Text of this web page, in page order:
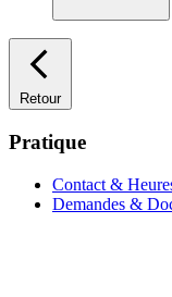
Retour
Pratique
Contact &
Demandes &